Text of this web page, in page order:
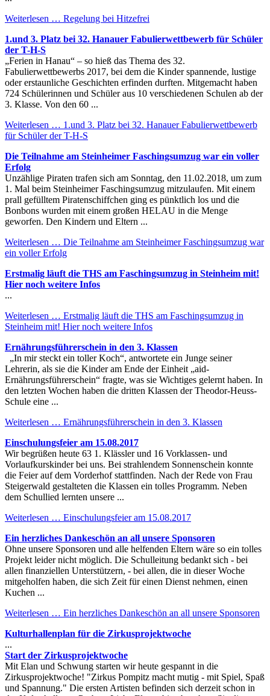
Weiterlesen … Regelung bei Hitzefrei
1.und 3. Platz bei 32. Hanauer Fabulierwettbewerb für Schüler
der T-H-S
„Ferien in Hanau“ – so hieß das Thema des 32.
Fabulierwettbewerbs 2017, bei dem die Kinder spannende, lustige
oder erstaunliche Geschichten erfinden durften. Mitgemacht haben
724 Schülerinnen und Schüler aus 10 verschiedenen Schulen ab der
3. Klasse. Von den 60 ...
Weiterlesen … 1.und 3. Platz bei 32. Hanauer Fabulierwettbewerb
für Schüler der T-H-S
Die Teilnahme am Steinheimer Faschingsumzug war ein voller
Erfolg
Unzählige Piraten trafen sich am Sonntag, den 11.02.2018, um zum
1. Mal beim Steinheimer Faschingsumzug mitzulaufen. Mit einem
prall gefülltem Piratenschiffchen ging es pünktlich los und die
Bonbons wurden mit einem großen HELAU in die Menge
geworfen. Den Kindern und Eltern ...
Weiterlesen … Die Teilnahme am Steinheimer Faschingsumzug war
ein voller Erfolg
Erstmalig läuft die THS am Faschingsumzug in Steinheim mit!
Hier noch weitere Infos
...
Weiterlesen … Erstmalig läuft die THS am Faschingsumzug in
Steinheim mit! Hier noch weitere Infos
Ernährungsführerschein in den 3. Klassen
„In mir steckt ein toller Koch“, antwortete ein Junge seiner
Lehrerin, als sie die Kinder am Ende der Einheit „aid-
Ernährungsführerschein“ fragte, was sie Wichtiges gelernt haben. In
den letzten Wochen haben die dritten Klassen der Theodor-Heuss-
Schule eine ...
Weiterlesen … Ernährungsführerschein in den 3. Klassen
Einschulungsfeier am 15.08.2017
Wir begrüßen heute 63 1. Klässler und 16 Vorklassen- und
Vorlaufkurskinder bei uns. Bei strahlendem Sonnenschein konnte
die Feier auf dem Vorderhof stattfinden. Nach der Rede von Frau
Steigerwald gestalteten die Klassen ein tolles Programm. Neben
dem Schullied lernten unsere ...
Weiterlesen … Einschulungsfeier am 15.08.2017
Ein herzliches Dankeschön an all unsere Sponsoren
Ohne unsere Sponsoren und alle helfenden Eltern wäre so ein tolles
Projekt leider nicht möglich. Die Schulleitung bedankt sich - bei
allen finanziellen Unterstützern, - bei allen, die in dieser Woche
mitgeholfen haben, die sich Zeit für einen Dienst nehmen, einen
Kuchen ...
Weiterlesen … Ein herzliches Dankeschön an all unsere Sponsoren
Kulturhallenplan für die Zirkusprojektwoche
...
Start der Zirkusprojektwoche
Mit Elan und Schwung starten wir heute gespannt in die
Zirkusprojektwoche! "Zirkus Pompitz macht mutig - mit Spiel, Spaß
und Spannung." Die ersten Artisten befinden sich derzeit schon in